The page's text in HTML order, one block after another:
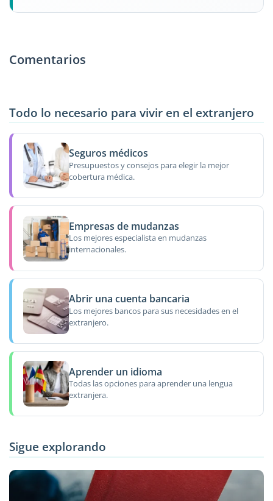
Comentarios
Todo lo necesario para vivir en el extranjero
Seguros médicos
Presupuestos y consejos para elegir la mejor
cobertura médica.
Empresas de mudanzas
Los mejores especialista en mudanzas
internacionales.
Abrir una cuenta bancaria
Los mejores bancos para sus necesidades en el
extranjero.
Aprender un idioma
Todas las opciones para aprender una lengua
extranjera.
Sigue explorando